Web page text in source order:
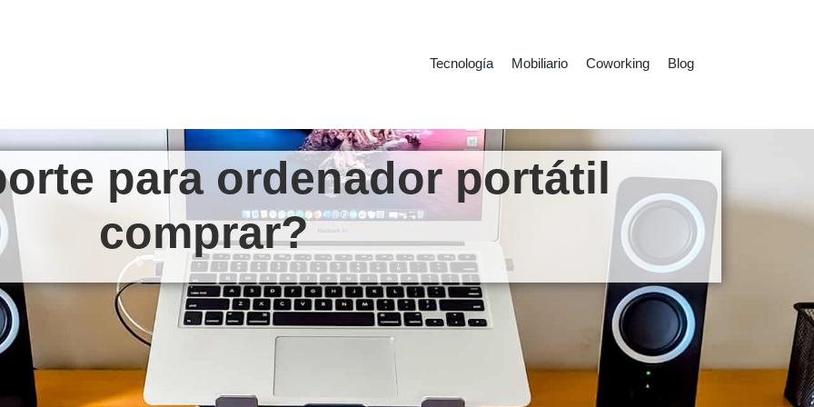
Tecnología Mobiliario Coworking Blog
para ordenador portátil
comprar?